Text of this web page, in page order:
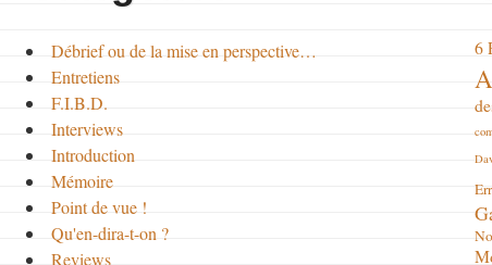
Débrief ou de la mise en perspective…
Entretiens
F.I.B.D.
Interviews
Introduction
Mémoire
Point de vue !
Qu'en-dira-t-on ?
Reviews
6